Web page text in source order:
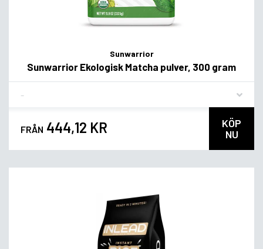
Sunwarrior
Sunwarrior Ekologisk Matcha pulver, 300 gram
FRÅN 444,12 KR
KÖP
NU